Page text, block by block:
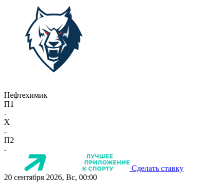
Нефтехимик
П1
-
X
-
П2
-
Сделать ставку
20 сентября 2026, Вс, 00:00